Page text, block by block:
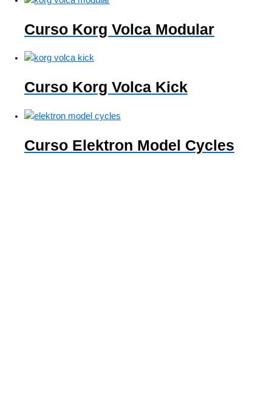
Curso Korg Volca Modular
Curso Korg Volca Kick
Curso Elektron Model Cycles